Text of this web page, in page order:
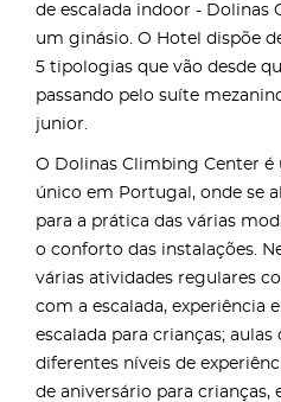
de escalada indoor - Dolinas
um ginásio. O Hotel dispõe
5 tipologias que vão desde
passando pelo suíte
junior.
O Dolinas Climbing Center é
único em Portugal, onde se
para a prática das várias
o conforto das instalações.
várias atividades regulares
com a escalada, experiência
escalada para crianças; aulas
diferentes níveis de
de aniversário para crianças,